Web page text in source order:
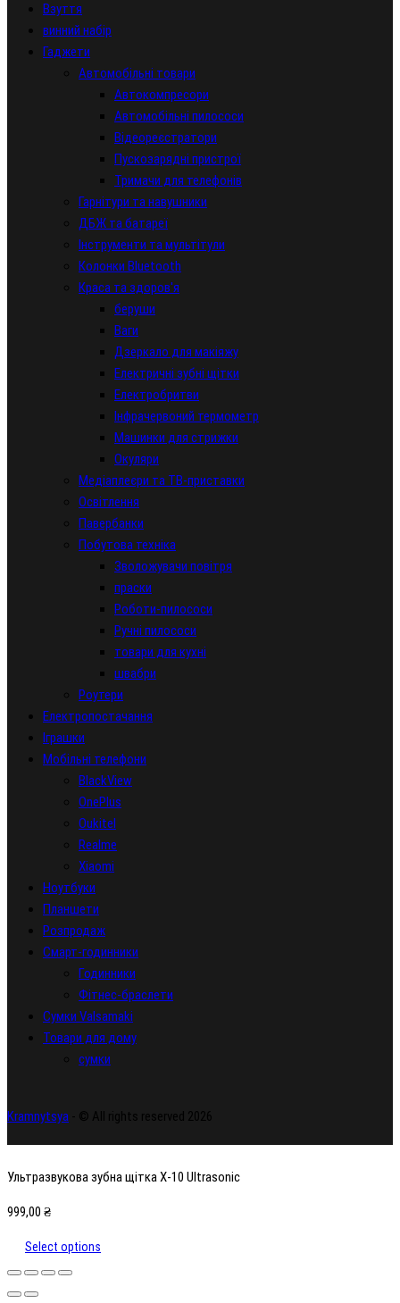
Взуття
винний набір
Гаджети
Автомобільні товари
Автокомпресори
Автомобільні пилососи
Відеореєстратори
Пускозарядні пристрої
Тримачи для телефонів
Гарнітури та навушники
ДБЖ та батареї
Інструменти та мультітули
Колонки Bluetooth
Краса та здоров'я
беруши
Ваги
Дзеркало для макіяжу
Електричні зубні щітки
Електробритви
Інфрачервоний термометр
Машинки для стрижки
Окуляри
Медіаплеєри та ТВ-приставки
Освітлення
Павербанки
Побутова техніка
Зволожувачи повітря
праски
Роботи-пилососи
Ручні пилососи
товари для кухні
швабри
Роутери
Електропостачання
Іграшки
Мобільні телефони
BlackView
OnePlus
Oukitel
Realme
Xiaomi
Ноутбуки
Планшети
Розпродаж
Смарт-годинники
Годинники
Фітнес-браслети
Сумки Valsamaki
Товари для дому
сумки
Kramnytsya - © All rights reserved 2026
Ультразвукова зубна щітка X-10 Ultrasonic
999,00 ₴
Select options